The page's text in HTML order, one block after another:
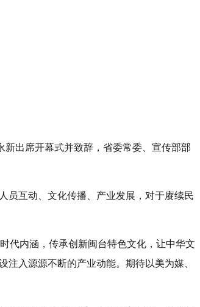
新出席开幕式并致辞，省委常委、宣传部部
员互动、文化传播、产业发展，对于赓续民
代内涵，传承创新闽台特色文化，让中华文
入源源不断的产业动能。期待以美为媒、